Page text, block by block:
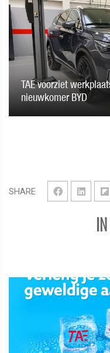
SHARE
TAE voorziet
nieuwkomer BYD